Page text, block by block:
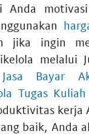
Anda
jika ingin
melalui
Jasa Bayar
Tugas
kerja
baik, Anda